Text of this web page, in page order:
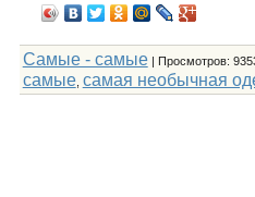
Самые - самые| Просмотров:
самые, самая необычная